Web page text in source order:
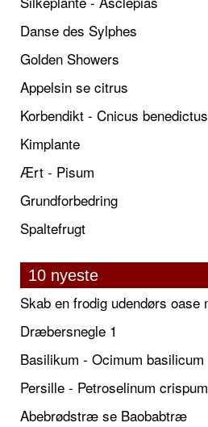
Danse des Sylphes
Golden Showers
Appelsin se citrus
Korbendikt - Cnicus benedictus
Kimplante
Ært - Pisum
Grundforbedring
Spaltefrugt
10 nyeste
Dræbersnegle 1
Basilikum - Ocimum basilicum
Persille - Petroselinum crispum
Abebrødstræ se Baobabtræ